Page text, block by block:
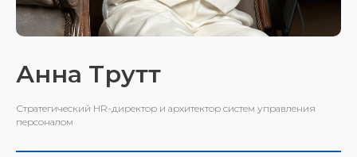
Анна Трутт
Стратегический HR-директор и архитектор систем управления
персоналом